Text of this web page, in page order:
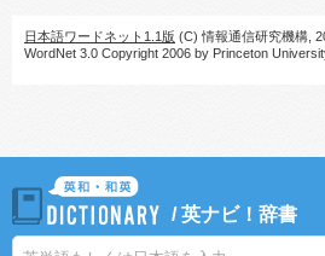
日本語ワードネット1.1版 (C) 情報通信研究機構,
WordNet 3.0 Copyright 2006 by Princeton
/英ナビ！辞書